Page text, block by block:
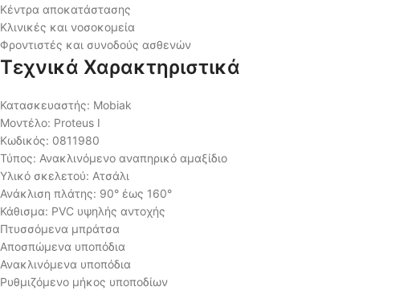
Κέντρα αποκατάστασης
Κλινικές και νοσοκομεία
Φροντιστές και συνοδούς ασθενών
Τεχνικά Χαρακτηριστικά
Κατασκευαστής: Mobiak
Μοντέλο: Proteus I
Κωδικός: 0811980
Τύπος: Ανακλινόμενο αναπηρικό αμαξίδιο
Υλικό σκελετού: Ατσάλι
Ανάκλιση πλάτης: 90° έως 160°
Κάθισμα: PVC υψηλής αντοχής
Πτυσσόμενα μπράτσα
Αποσπώμενα υποπόδια
Ανακλινόμενα υποπόδια
Ρυθμιζόμενο μήκος υποποδίων